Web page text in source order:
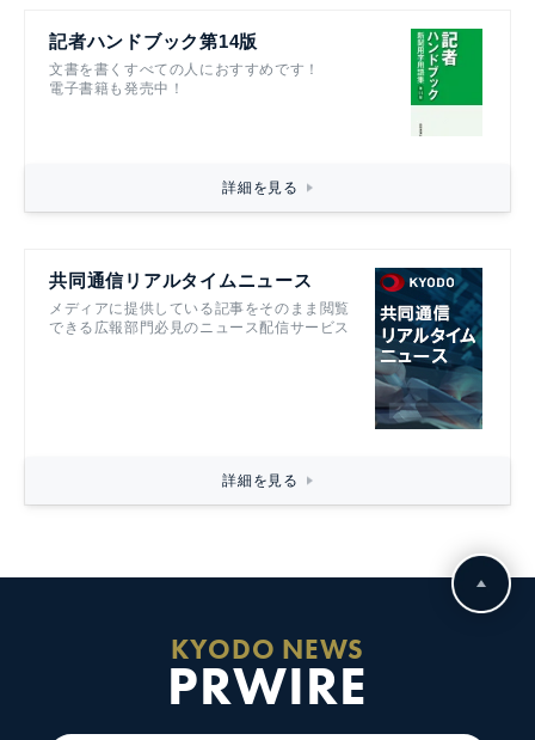
記者ハンドブック第14版
文書を書くすべての人におすすめです！
電子書籍も発売中！
詳細を見る
共同通信リアルタイムニュース
メディアに提供している記事をそのまま閲覧
できる広報部門必見のニュース配信サービス
詳細を見る
KYODO NEWS
PRWIRE